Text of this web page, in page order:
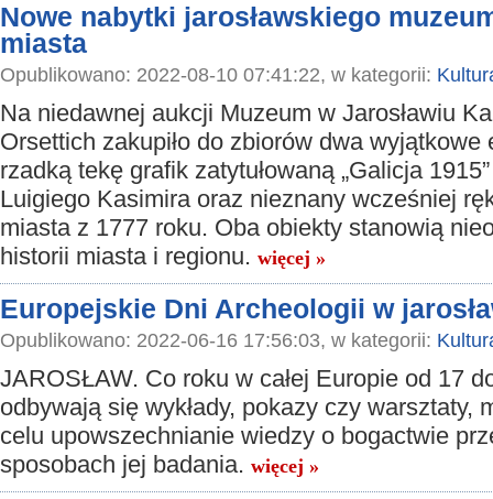
Nowe nabytki jarosławskiego
miasta
Opublikowano: 2022-08-10 07:41:22, w kategorii:
Na niedawnej aukcji Muzeum w Jarosławiu
Orsettich zakupiło do zbiorów dwa wyjątkowe
rzadką tekę grafik zatytułowaną „Galicja
Luigiego Kasimira oraz nieznany wcześniej
miasta z 1777 roku. Oba obiekty stanowią
historii miasta i regionu. więcej »
Europejskie Dni Archeologii w
Opublikowano: 2022-06-16 17:56:03, w kategorii:
JAROSŁAW. Co roku w całej Europie od 17
odbywają się wykłady, pokazy czy warsztaty,
celu upowszechnianie wiedzy o bogactwie
sposobach jej badania. więcej »